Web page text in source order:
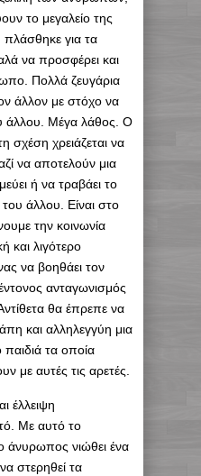
το μεγαλείο της
για τα
να προσφέρει και
Πολλά ζευγάρια
άλλον με στόχο να
άλλου. Μέγα λάθος. Ο
χρειάζεται να
να αποτελούν μια
ή να τραβάει το
άλλου. Είναι στο
την κοινωνία
και λιγότερο
να βοηθάει τον
ανταγωνισμός
θα έπρεπε να
και αλληλεγγύη μια
τα οποία
με αυτές τις αρετές.
έλλειψη
Με αυτό το
άνυρωπος νιώθει ένα
στερηθεί τα